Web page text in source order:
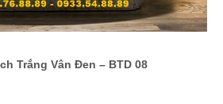
Trắng Vân Đen – BTD 08